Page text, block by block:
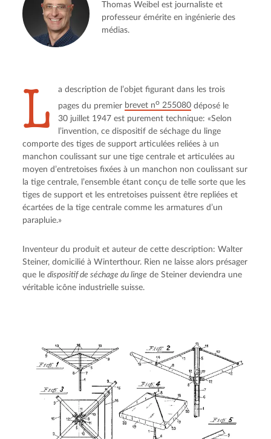
Thomas Weibel est journaliste et
professeur émérite en ingénierie des
médias.
L
a description de l’objet figurant dans les trois
pages du premier brevet no 255080 déposé le
30 juillet 1947 est purement technique: «Selon
l’invention, ce dispositif de séchage du linge
comporte des tiges de support articulées reliées à un
manchon coulissant sur une tige centrale et articulées au
moyen d’entretoises fixées à un manchon non coulissant sur
la tige centrale, l’ensemble étant conçu de telle sorte que les
tiges de support et les entretoises puissent être repliées et
écartées de la tige centrale comme les armatures d’un
parapluie.»
Inventeur du produit et auteur de cette description: Walter
Steiner, domicilié à Winterthour. Rien ne laisse alors présager
que le dispositif de séchage du linge de Steiner deviendra une
véritable icône industrielle suisse.